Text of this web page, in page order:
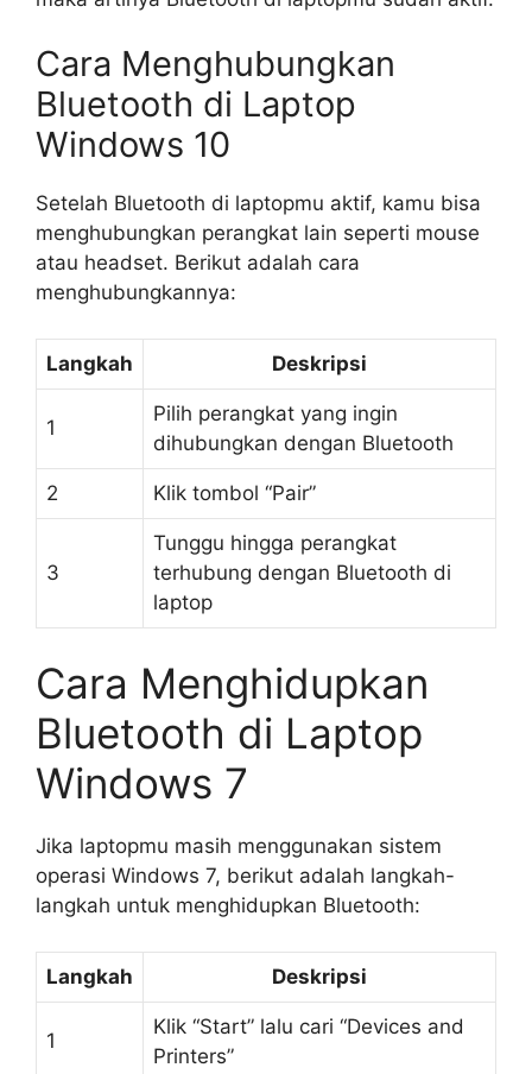
Cara Menghubungkan
Bluetooth di Laptop
Windows 10
Setelah Bluetooth di laptopmu aktif, kamu bisa
menghubungkan perangkat lain seperti mouse
atau headset. Berikut adalah cara
menghubungkannya:
Langkah Deskripsi
1
Pilih perangkat yang ingin
dihubungkan dengan Bluetooth
2 Klik tombol “Pair”
3
Tunggu hingga perangkat
terhubung dengan Bluetooth di
laptop
Cara Menghidupkan
Bluetooth di Laptop
Windows 7
Jika laptopmu masih menggunakan sistem
operasi Windows 7, berikut adalah langkah-
langkah untuk menghidupkan Bluetooth:
Langkah Deskripsi
1
Klik “Start” lalu cari “Devices and
Printers”